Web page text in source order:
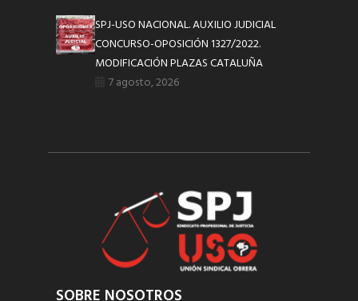
SPJ-USO NACIONAL. AUXILIO JUDICIAL
CONCURSO-OPOSICIÓN 1327/2022.
MODIFICACIÓN PLAZAS CATALUÑA
7 agosto, 2026